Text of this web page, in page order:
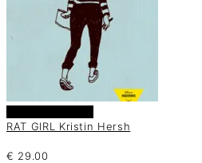
RAT GIRL Kristin Hersh
€ 29.00